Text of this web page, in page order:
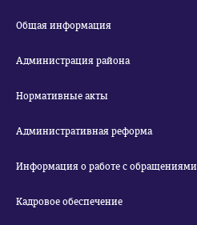
Общая информация
Администрация района
Нормативные акты
Административная реформа
Информация о работе с обращениями
Кадровое обеспечение